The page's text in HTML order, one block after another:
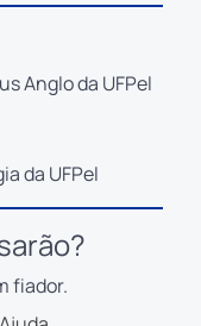
Anglo da UFPel
da UFPel
fiador.